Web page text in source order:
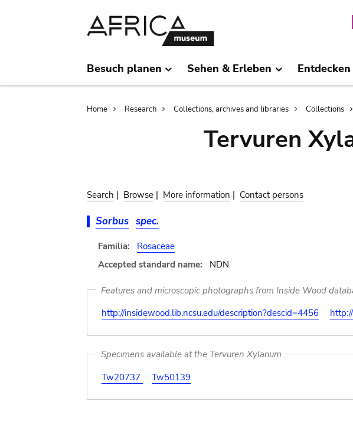
Besuch planen Sehen & Erleben Entdecken
Breadcrumb
Home Research Collections, archives and libraries Collections
Tervuren
Search | Browse | More information | Contact persons
Sorbus spec.
Familia:
Rosaceae
Accepted standard name:
NDN
Features and microscopic photographs from Inside Wood
http://insidewood.lib.ncsu.edu/description?descid=4456
Specimens available at the Tervuren Xylarium
Tw20737
Tw50139